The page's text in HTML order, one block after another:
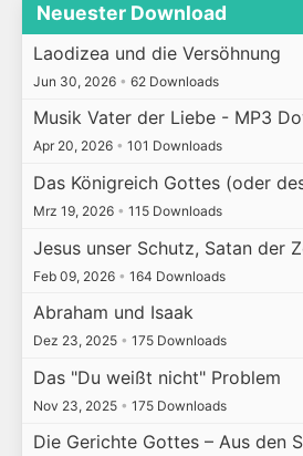
Neuester Download
Laodizea und die Versöhnung
Jun 30, 2026 • 62 Downloads
Musik Vater der Liebe - MP3
Apr 20, 2026 • 101 Downloads
Das Königreich Gottes (oder
Mrz 19, 2026 • 115 Downloads
Jesus unser Schutz, Satan der
Feb 09, 2026 • 164 Downloads
Abraham und Isaak
Dez 23, 2025 • 175 Downloads
Das "Du weißt nicht" Problem
Nov 23, 2025 • 175 Downloads
Die Gerichte Gottes – Aus den